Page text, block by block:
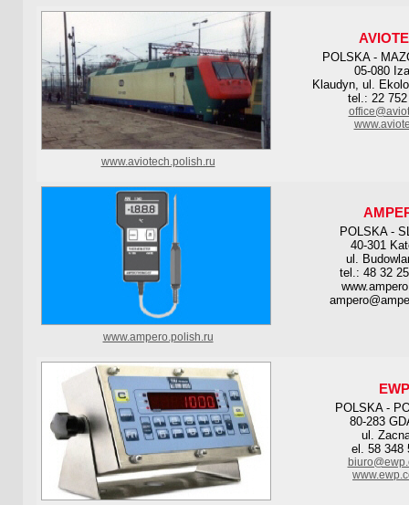
POLSKA -
05-080
Klaudyn, ul.
tel.: 22
www.aviotech.polish.ru
POLSKA -
40-301
ul.
tel.: 48 32
www.ampero.polish.ru
EWP
POLSKA -
80-283
ul.
el. 58 348